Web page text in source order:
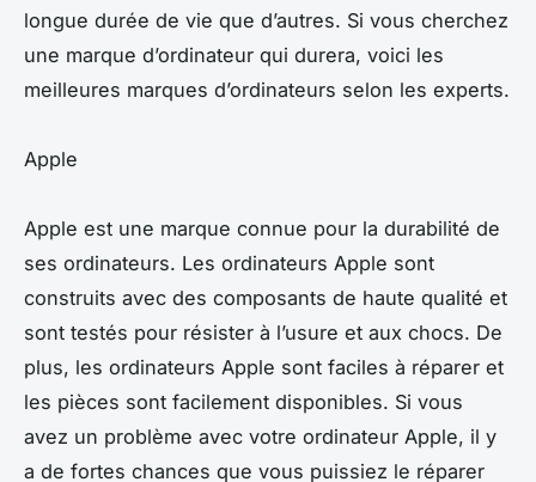
longue durée de vie que d’autres. Si vous cherchez
une marque d’ordinateur qui durera, voici les
meilleures marques d’ordinateurs selon les experts.
Apple
Apple est une marque connue pour la durabilité de
ses ordinateurs. Les ordinateurs Apple sont
construits avec des composants de haute qualité et
sont testés pour résister à l’usure et aux chocs. De
plus, les ordinateurs Apple sont faciles à réparer et
les pièces sont facilement disponibles. Si vous
avez un problème avec votre ordinateur Apple, il y
a de fortes chances que vous puissiez le réparer